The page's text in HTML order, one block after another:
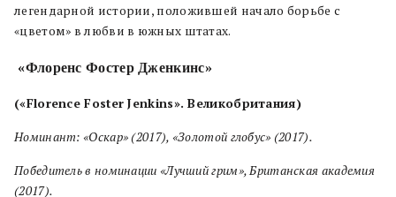
легендарной истории, положившей начало борьбе с
«цветом» в любви в южных штатах.
«Флоренс Фостер Дженкинс»
(«Florence Foster Jenkins». Великобритания)
Номинант: «Оскар» (2017), «Золотой глобус» (2017).
Победитель в номинации «Лучший грим», Британская академия
(2017).